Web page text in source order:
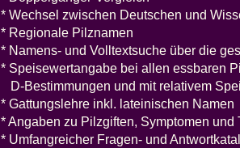
* Wechsel zwischen Deutschen und
* Regionale Pilznamen
* Namens- und Volltextsuche über die
* Speisewertangabe bei allen essbaren
D-Bestimmungen und mit relativem
* Gattungslehre inkl. lateinischen Namen
* Angaben zu Pilzgiften, Symptomen und
* Umfangreicher Fragen- und